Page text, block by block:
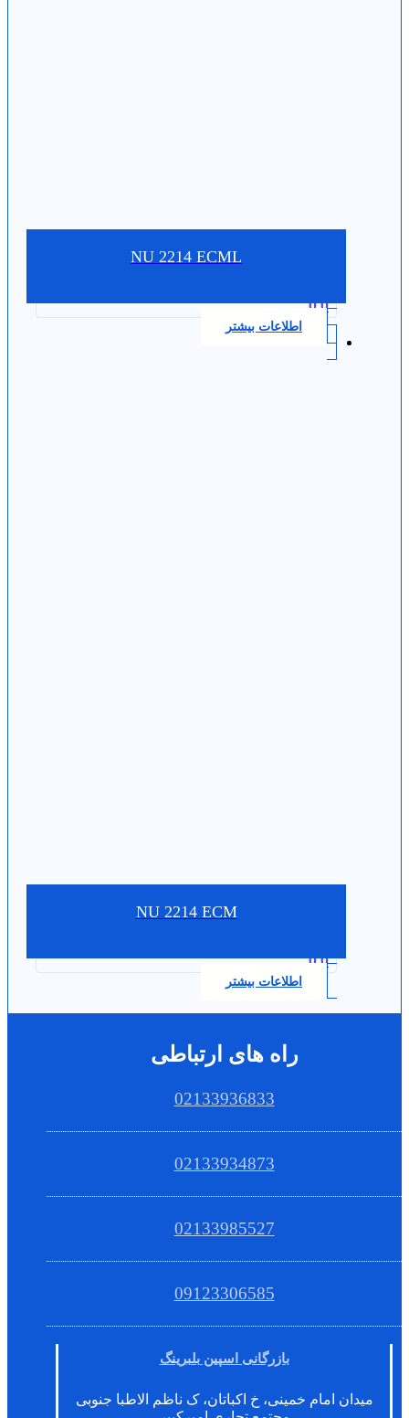
NU 2214 ECML
0.0
اطلاعات بیشتر
NU 2214 ECM
0.0
اطلاعات بیشتر
راه های ارتباطی
02133936833
02133934873
02133985527
09123306585
بازرگانی اسپین بلبرینگ
میدان امام خمینی، خ اکباتان، ک ناظم الاطبا جنوبی